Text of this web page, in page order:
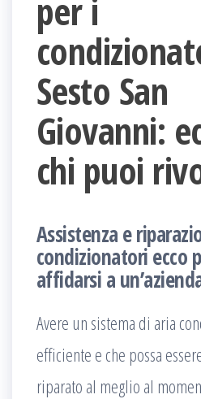
per i
Sesto San
Giovanni:
chi puoi
Assistenza e
condizionatori ecco
affidarsi a
Avere un sistema di aria
efficiente e che possa
riparato al meglio al